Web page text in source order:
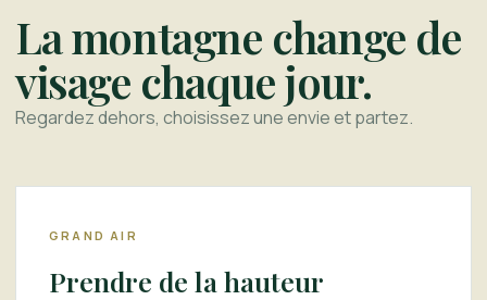
La montagne change de
visage chaque jour.
Regardez dehors, choisissez une envie et partez.
GRAND AIR
Prendre de la hauteur